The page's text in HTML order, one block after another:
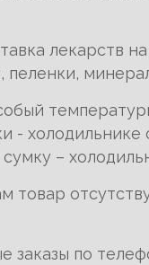
лекарств
пеленки,
-
–
товар
по